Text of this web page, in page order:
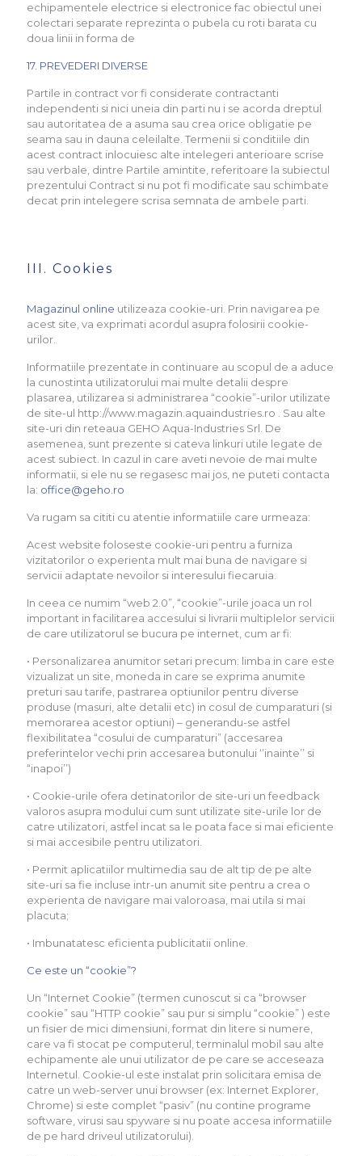
echipamentele electrice si electronice fac obiectul unei
colectari separate reprezinta o pubela cu roti barata cu
doua linii in forma de
17. PREVEDERI DIVERSE
Partile in contract vor fi considerate contractanti
independenti si nici uneia din parti nu i se acorda dreptul
sau autoritatea de a asuma sau crea orice obligatie pe
seama sau in dauna celeilalte. Termenii si conditiile din
acest contract inlocuiesc alte intelegeri anterioare scrise
sau verbale, dintre Partile amintite, referitoare la subiectul
prezentului Contract si nu pot fi modificate sau schimbate
decat prin intelegere scrisa semnata de ambele parti.
III. Cookies
Magazinul online utilizeaza cookie-uri. Prin navigarea pe
acest site, va exprimati acordul asupra folosirii cookie-
urilor.
Informatiile prezentate in continuare au scopul de a aduce
la cunostinta utilizatorului mai multe detalii despre
plasarea, utilizarea si administrarea “cookie”-urilor utilizate
de site-ul http://www.magazin.aquaindustries.ro . Sau alte
site-uri din reteaua GEHO Aqua-Industries Srl. De
asemenea, sunt prezente si cateva linkuri utile legate de
acest subiect. In cazul in care aveti nevoie de mai multe
informatii, si ele nu se regasesc mai jos, ne puteti contacta
la: office@geho.ro
Va rugam sa cititi cu atentie informatiile care urmeaza:
Acest website foloseste cookie-uri pentru a furniza
vizitatorilor o experienta mult mai buna de navigare si
servicii adaptate nevoilor si interesului fiecaruia.
In ceea ce numim “web 2.0”, “cookie”-urile joaca un rol
important in facilitarea accesului si livrarii multiplelor servicii
de care utilizatorul se bucura pe internet, cum ar fi:
• Personalizarea anumitor setari precum: limba in care este
vizualizat un site, moneda in care se exprima anumite
preturi sau tarife, pastrarea optiunilor pentru diverse
produse (masuri, alte detalii etc) in cosul de cumparaturi (si
memorarea acestor optiuni) – generandu-se astfel
flexibilitatea “cosului de cumparaturi” (accesarea
preferintelor vechi prin accesarea butonului ‘’inainte’’ si
“inapoi’’)
• Cookie-urile ofera detinatorilor de site-uri un feedback
valoros asupra modului cum sunt utilizate site-urile lor de
catre utilizatori, astfel incat sa le poata face si mai eficiente
si mai accesibile pentru utilizatori.
• Permit aplicatiilor multimedia sau de alt tip de pe alte
site-uri sa fie incluse intr-un anumit site pentru a crea o
experienta de navigare mai valoroasa, mai utila si mai
placuta;
• Imbunatatesc eficienta publicitatii online.
Ce este un “cookie”?
Un “Internet Cookie” (termen cunoscut si ca “browser
cookie” sau “HTTP cookie” sau pur si simplu “cookie” ) este
un fisier de mici dimensiuni, format din litere si numere,
care va fi stocat pe computerul, terminalul mobil sau alte
echipamente ale unui utilizator de pe care se acceseaza
Internetul. Cookie-ul este instalat prin solicitara emisa de
catre un web-server unui browser (ex: Internet Explorer,
Chrome) si este complet “pasiv” (nu contine programe
software, virusi sau spyware si nu poate accesa informatiile
de pe hard driveul utilizatorului).